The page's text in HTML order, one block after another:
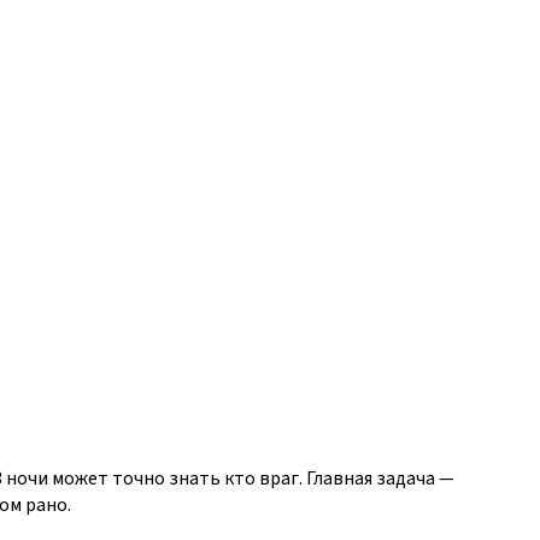
может точно знать кто враг. Главная задача —
рано.